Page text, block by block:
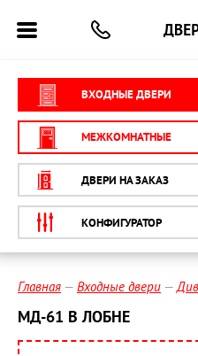
ВХОДНЫЕ ДВЕРИ
МЕЖКОМНАТНЫЕ
ДВЕРИ НА ЗАКАЗ
КОНФИГУРАТОР
Главная Входные двери
МД-61 В ЛОБНЕ